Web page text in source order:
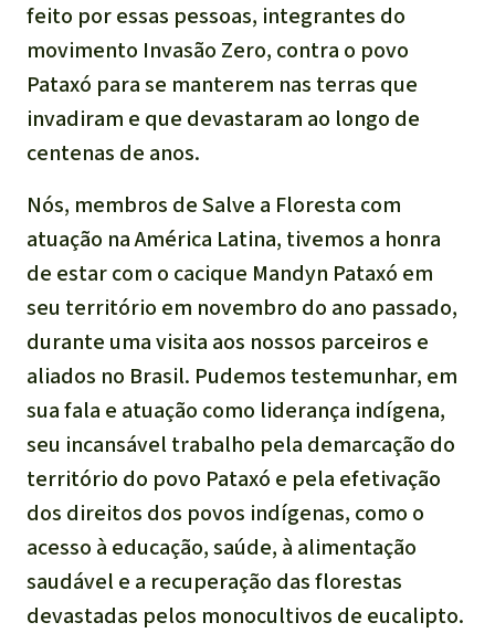
feito por essas pessoas, integrantes do
movimento Invasão Zero, contra o povo
Pataxó para se manterem nas terras que
invadiram e que devastaram ao longo de
centenas de anos.
Nós, membros de Salve a Floresta com
atuação na América Latina, tivemos a honra
de estar com o cacique Mandyn Pataxó em
seu território em novembro do ano passado,
durante uma visita aos nossos parceiros e
aliados no Brasil. Pudemos testemunhar, em
sua fala e atuação como liderança indígena,
seu incansável trabalho pela demarcação do
território do povo Pataxó e pela efetivação
dos direitos dos povos indígenas, como o
acesso à educação, saúde, à alimentação
saudável e a recuperação das florestas
devastadas pelos monocultivos de eucalipto.